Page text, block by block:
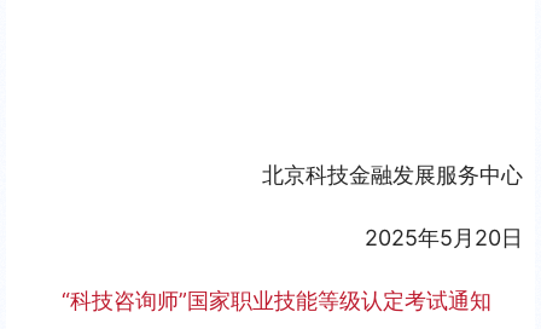
北京科技金融发展服务中心
2025年5月20日
“科技咨询师”国家职业技能等级认定考试通知